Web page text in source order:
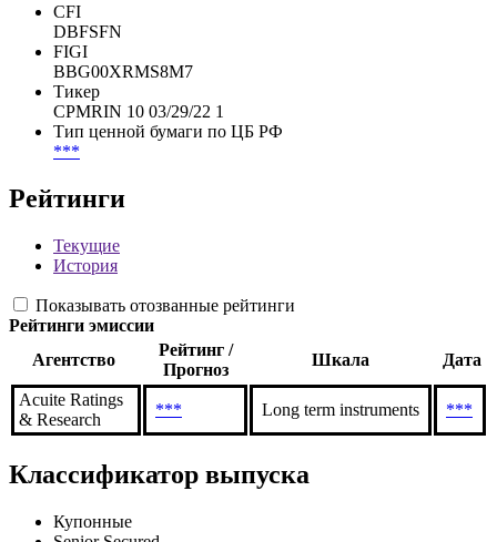
CUSIP
***
CUSIP 144A
***
CFI
DBFSFN
FIGI
BBG00XRMS8M7
Тип ценной бумаги по ЦБ РФ
Рейтинги
Текущие
Показывать отозванные рейтинги
Рейтинги эмиссии
Агентство
Шкала Дата
Acuite Ratings
*** Long term instruments